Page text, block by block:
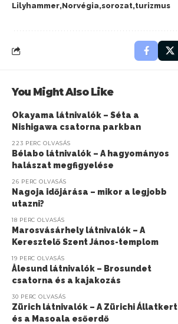
Lilyhammer Norvégia sorozat turizmus
You Might Also Like
Okayama látnivalók – Séta a
Nishigawa csatorna parkban
223 PERC OLVASÁS
Bélabo látnivalók – A hagyományos
halászat megfigyelése
26 PERC OLVASÁS
Nagoja időjárása – mikor a legjobb
utazni?
18 PERC OLVASÁS
Marosvásárhely látnivalók – A
Keresztelő Szent János-templom
19 PERC OLVASÁS
Ålesund látnivalók – Brosundet
csatorna és a kajakozás
30 PERC OLVASÁS
Zürich látnivalók – A Zürichi Állatkert
és a Masoala esőerdő